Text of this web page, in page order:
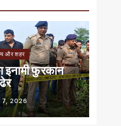
और शहर
इनामी फुरकान
7, 2026